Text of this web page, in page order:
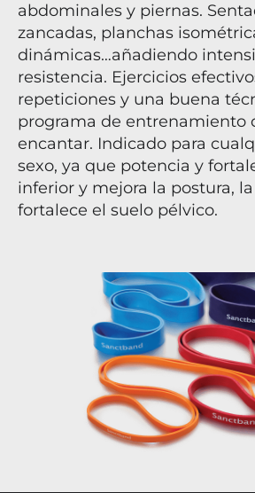
abdominales y piernas.
zancadas, planchas
dinámicas…añadiendo
resistencia. Ejercicios
repeticiones y una buena
programa de entrenamiento
encantar. Indicado para
sexo, ya que potencia y
inferior y mejora la postura,
fortalece el suelo pélvico.